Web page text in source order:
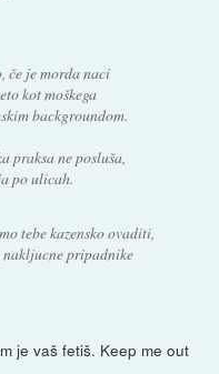
če je morda naci
kot moškega
backgroundom.
praksa ne posluša,
po ulicah.
tebe kazensko ovaditi,
pripadnike
je vaš fetiš. Keep me out